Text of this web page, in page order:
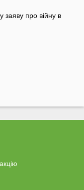
заяву про війну в
затор: що сталося
до України:
пенсії: у ПФУ